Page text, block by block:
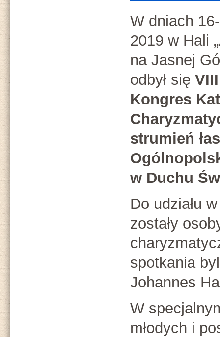
W dniach
2019 w Hali
na Jasnej
odbył się VIII
Kongres
strumień
w Duchu
Do udziału
zostały
spotkania
Johannes
W
młodych i